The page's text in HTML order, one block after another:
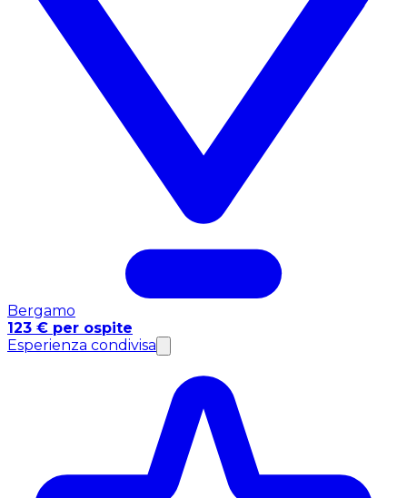
Bergamo
123 € per ospite
Esperienza condivisa